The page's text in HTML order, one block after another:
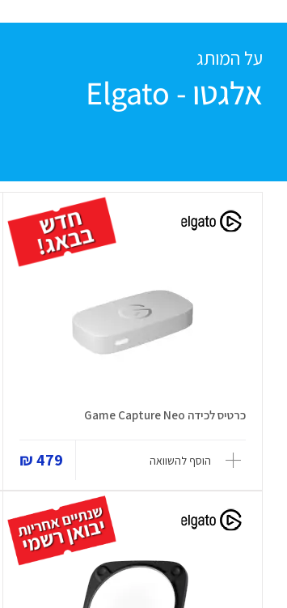
על המותג
אלגטו - Elgato
כרטיס לכידה Game Capture Neo
הוסף להשוואה 479 ₪